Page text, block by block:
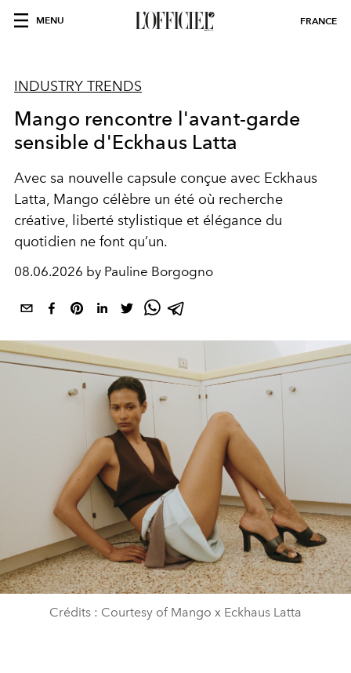
MENU FRANCE
INDUSTRY TRENDS
Mango rencontre l'avant-garde
sensible d'Eckhaus Latta
Avec sa nouvelle capsule conçue avec Eckhaus
Latta, Mango célèbre un été où recherche
créative, liberté stylistique et élégance du
quotidien ne font qu’un.
08.06.2026 by Pauline Borgogno
Crédits : Courtesy of Mango x Eckhaus Latta